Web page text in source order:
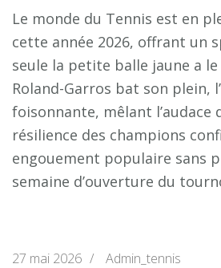
Le monde du Tennis est en
cette année 2026, offrant un
seule la petite balle jaune a
Roland-Garros bat son plein,
foisonnante, mêlant l’audace
résilience des champions
engouement populaire sans
semaine d’ouverture du
27 mai 2026 / Admin_tennis